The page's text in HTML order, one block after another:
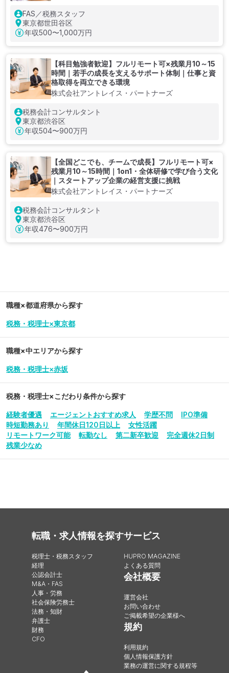
FAS／税務スタッフ
東京都世田谷区
年収500〜1,000万円
【科目勉強者歓迎】フルリモート可×残業月10～15
時間｜若手の成長を支えるサポート体制｜仕事と資
格取得を両立できる環境
株式会社アントレイス・パートナーズ
税務会計コンサルタント
東京都渋谷区
年収504〜900万円
【全国どこでも、チームで成長】フルリモート可×
残業月10～15時間｜1on1・全体研修で学び合う文化
｜スタートアップ企業の経営支援に挑戦
株式会社アントレイス・パートナーズ
税務会計コンサルタント
東京都渋谷区
年収476〜900万円
職種×都道府県から探す
税務・税理士×東京都
職種×中エリアから探す
税務・税理士×赤坂
税務・税理士×こだわり条件から探す
経験者優遇 エージェントおすすめ求人 学歴不問
IPO準備
時短勤務あり
年間休日120日以上
女性活躍
リモートワーク可能
転勤なし 第二新卒歓迎
完全週休2日制
残業少なめ
転職・求人情報を探す
税理士・税務スタッフ
経理
公認会計士
M&A・FAS
人事・労務
社会保険労務士
法務・知財
弁護士
財務
CFO
サービス
HUPRO MAGAZINE
よくある質問
会社概要
運営会社
お問い合わせ
ご掲載希望の企業様へ
規約
利用規約
個人情報保護方針
業務の運営に関する規程等